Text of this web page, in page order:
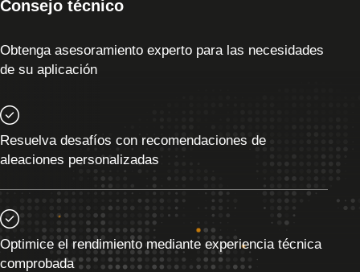
Consejo técnico
Obtenga asesoramiento experto para las necesidades
de su aplicación
Resuelva desafíos con recomendaciones de
aleaciones personalizadas
Optimice el rendimiento mediante experiencia técnica
comprobada